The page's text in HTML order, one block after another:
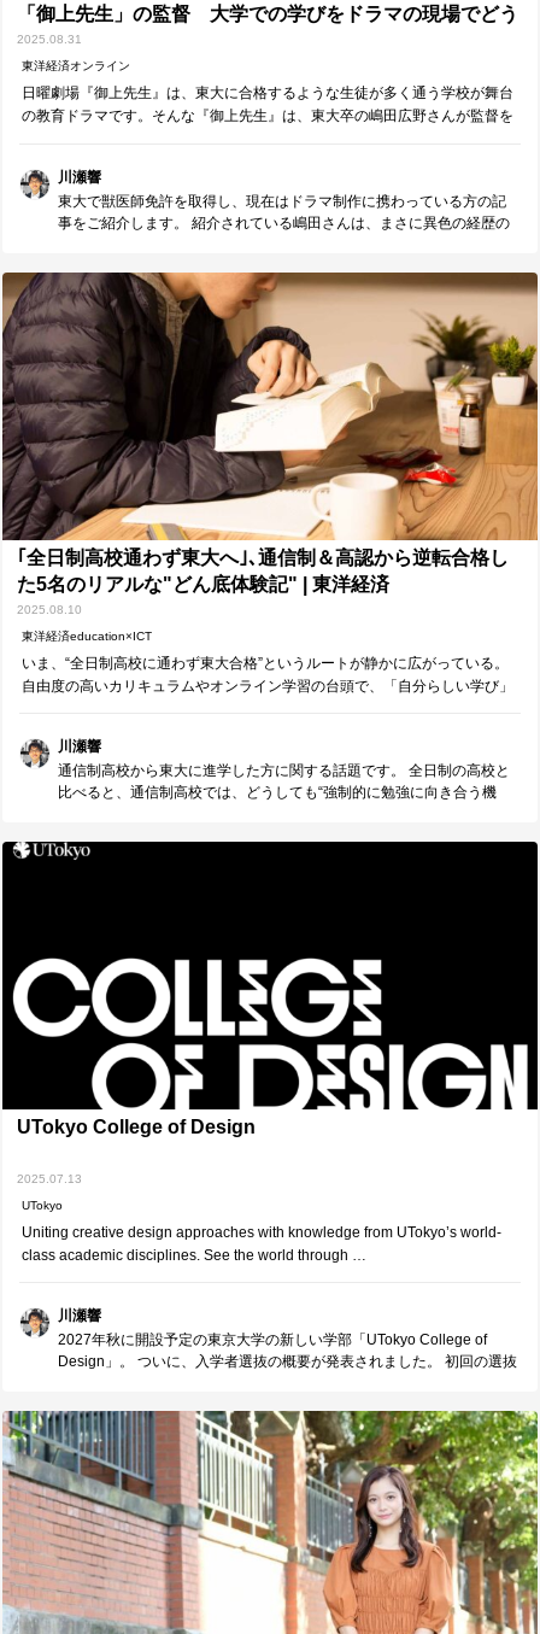
「御上先生」の監督 大学での学びをドラマの現場でどう
生かしたのか
2025.08.31
東洋経済オンライン
日曜劇場『御上先生』は、東大に合格するような生徒が多く通う学校が舞台
の教育ドラマです。そんな『御上先生』は、東大卒の嶋田広野さんが監督を
川瀬響
東大で獣医師免許を取得し、現在はドラマ制作に携わっている方の記
事をご紹介します。 紹介されている嶋田さんは、まさに異色の経歴の
いう言葉に、共感を覚えました。 この姿勢は、東京大学のアドミッシ
ョン・ポリシーにある「期待する学生像」のひとつにも重なるものだ
と感じます。 難解な知識を記憶する力や、複雑な問題を解く力ももち
ろん大切です。 でもそれは、「自分の力をどう社会に活かしていく
か」という大きな目的に対する、 手段の一つなのではないでしょう
か。 「社会に還元する」と聞くと、大それたことのように感じるかも
しれません。 でも実際には、たとえば―― うまくいかない仕事にどう
向き合うか、 困っている誰かにどう手を差し伸べるか―― そうした一
つひとつの行動にも、その視点は表れます。 こうした価値観を大切に
したいと願う人にとって、 東京大学を目指して勉強すること、そして
進学することは、 人生における「大きな武器」を手に入れることにつ
ながるのではないでしょうか。
｢全日制高校通わず東大へ｣､通信制＆高認から逆転合格し
た5名のリアルな"どん底体験記" | 東洋経済
education×ICT
2025.08.10
東洋経済education×ICT
いま、“全日制高校に通わず東大合格”というルートが静かに広がっている。
自由度の高いカリキュラムやオンライン学習の台頭で、「自分らしい学び」
川瀬響
通信制高校から東大に進学した方に関する話題です。 全日制の高校と
比べると、通信制高校では、どうしても“強制的に勉強に向き合う機
の経験は、むしろ大学進学後の学びや、将来の人生そのものにも大き
UTokyo College of Design
2025.07.13
UTokyo
Uniting creative design approaches with knowledge from UTokyo’s world-
class academic disciplines. See the world through …
川瀬響
2027年秋に開設予定の東京大学の新しい学部「UTokyo College of
Design」。 ついに、入学者選抜の概要が発表されました。 初回の選抜
インの力を融合させ、 社会課題の解決を通じて、世界にインパクトを
与える人材の育成を目指しています。 「英語を使うことに抵抗がな
い」 「社会課題を解決するための基盤となる力を学びたい！」 「〇〇
について学び、研究し、世界に価値を提供したい！」 ――そんな明確
な目的意識を持つ人にとって、 この新しい学部は大きな挑戦の選択肢
となるでしょう。 今後も情報は順次アップデートされていく見込みで
す。 少しでも興味がある方は、定期的にチェックしておくことをおす
すめします。 個人的には、それほどまでに明確な目的意識を持つ方で
あれば、 「なぜ東大で学びたいのか」という視点も、進路選択の上で
欠かせない問いになると思います。 日本にとどまらず、世界中の大学